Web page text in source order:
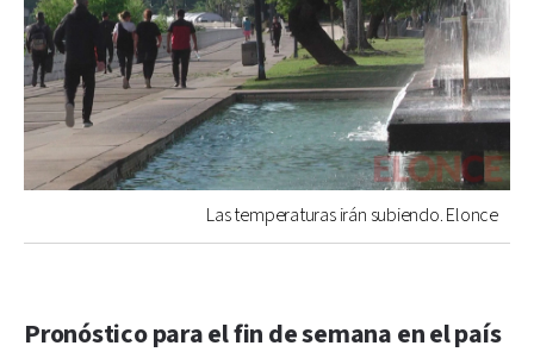
Las temperaturas irán subiendo. Elonce
Pronóstico para el fin de semana en el país